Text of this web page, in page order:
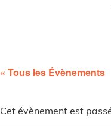
« Tous les Évènements
Cet évènement est